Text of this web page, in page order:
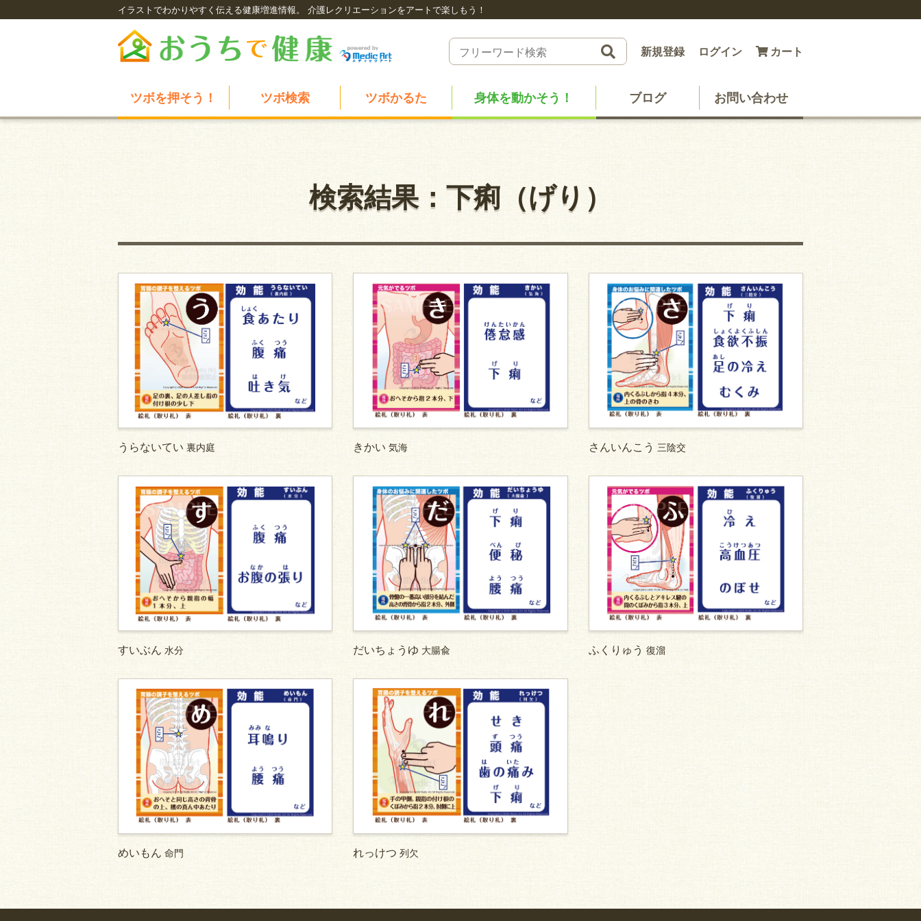
イラストでわかりやすく伝える健康増進情報。 介護レクリエーションをアートで楽しもう！
カート
ログイン
新規登録
ツボを押そう！ ツボ検索 ツボかるた 身体を動かそう！ ブログ お問い合わせ
検索結果：下痢（げり）
うらないてい 裏内庭 きかい気海 さんいんこう 三陰交
すいぶん 水分 だいちょうゆ 大腸兪 ふくりゅう 復溜
めいもん 命門 れっけつ列欠